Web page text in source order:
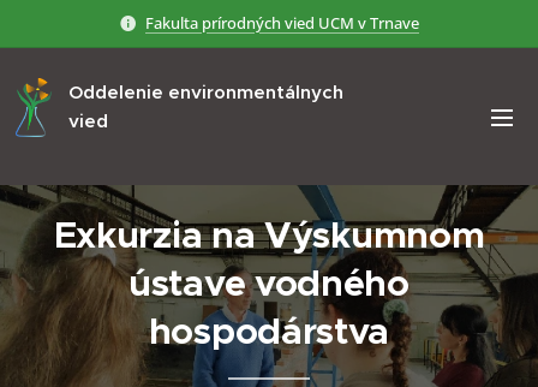
Fakulta prírodných vied UCM v Trnave
Oddelenie environmentálnych
vied
Exkurzia na Výskumnom
ústave vodného
hospodárstva